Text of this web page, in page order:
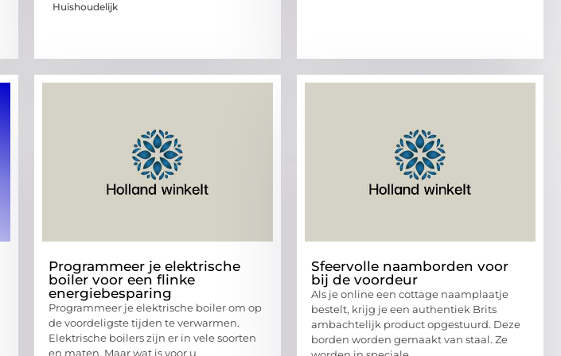
Huishoudelijk
Programmeer je elektrische
boiler voor een flinke
energiebesparing
Programmeer je elektrische boiler om op
de voordeligste tijden te verwarmen.
Elektrische boilers zijn er in vele soorten
en maten. Maar wat is voor u
Sfeervolle naamborden voor
bij de voordeur
Als je online een cottage naamplaatje
bestelt, krijg je een authentiek Brits
ambachtelijk product opgestuurd. Deze
borden worden gemaakt van staal. Ze